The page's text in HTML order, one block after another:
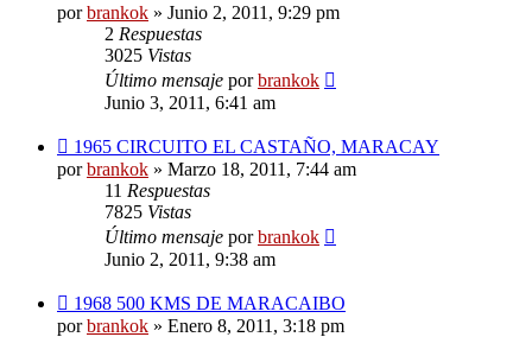
porbrankok » Junio 2, 2011, 9:29 pm
2 Respuestas
3025 Vistas
Último mensaje porbrankok
Junio 3, 2011, 6:41 am
1965 CIRCUITO EL CASTAÑO, MARACAY
porbrankok » Marzo 18, 2011, 7:44 am
11 Respuestas
7825 Vistas
Último mensaje porbrankok
Junio 2, 2011, 9:38 am
1968 500 KMS DE MARACAIBO
porbrankok » Enero 8, 2011, 3:18 pm